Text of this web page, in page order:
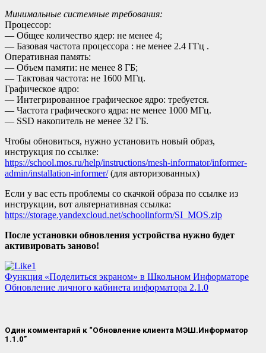
Минимальные системные требования:
Процессор:
— Общее количество ядер: не менее 4;
— Базовая частота процессора : не менее 2.4 ГГц .
Оперативная память:
— Объем памяти: не менее 8 ГБ;
— Тактовая частота: не 1600 МГц.
Графическое ядро:
— Интегрированное графическое ядро: требуется.
— Частота графического ядра: не менее 1000 МГц.
— SSD накопитель не менее 32 ГБ.
Чтобы обновиться, нужно установить новый образ,
инструкция по ссылке:
https://school.mos.ru/help/instructions/mesh-informator/informer-
admin/installation-informer/(для авторизованных)
Если у вас есть проблемы со скачкой образа по ссылке из
инструкции, вот альтернативная ссылка:
https://storage.yandexcloud.net/schoolinform/SI_MOS.zip
После установки обновления устройства нужно будет
активировать заново!
1
Навигация
по
Функция «Поделиться экраном» в Школьном Информаторе
Обновление личного кабинета информатора 2.1.0
Один комментарий к “Обновление клиента МЭШ.Информатор
1.1.0”